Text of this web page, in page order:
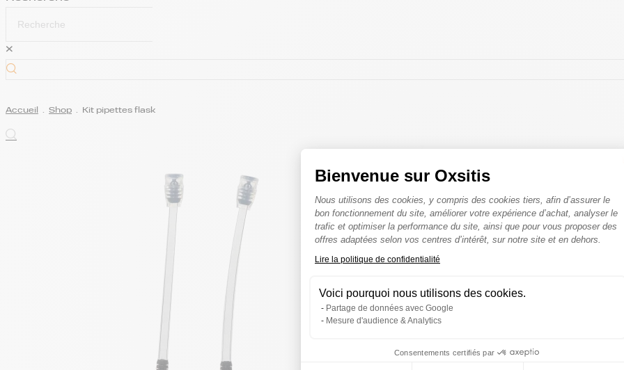
Bienvenue sur Oxsitis
Plateforme de Gestion du
Nous utilisons des cookies, y compris des cookies tiers, afin d’assurer le
bon fonctionnement du site, améliorer votre expérience d’achat, analyser le
trafic et optimiser la performance du site, ainsi que pour vous proposer des
offres adaptées selon vos centres d’intérêt, sur notre site et en dehors.
Lire la politique de confidentialité
Voici pourquoi nous utilisons des cookies.
Partage de données avec Google
Mesure d'audience & Analytics
Consentements certifiés par
Axeptio consent
×
Accueil . Shop . Kit pipettes flask